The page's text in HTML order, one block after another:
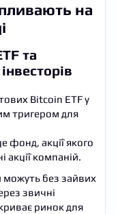
на
та
Bitcoin ETF у
тригером для
фонд, акції якого
акції компаній.
можуть без зайвих
звичні
ринок для